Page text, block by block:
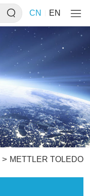
CN EN
> METTLER TOLEDO